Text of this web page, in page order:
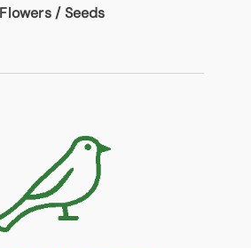
Flowers / Seeds